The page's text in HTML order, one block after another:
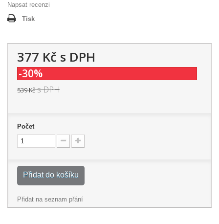
Napsat recenzi
Tisk
377 Kč s DPH
-30%
539 Kčs DPH
Počet
Přidat do košíku
Přidat na seznam přání